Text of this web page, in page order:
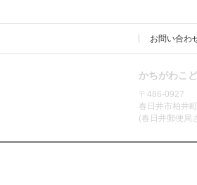
お問い合わ
かちがわこ
〒486-0927
春日井市柏井
(春日井郵便局